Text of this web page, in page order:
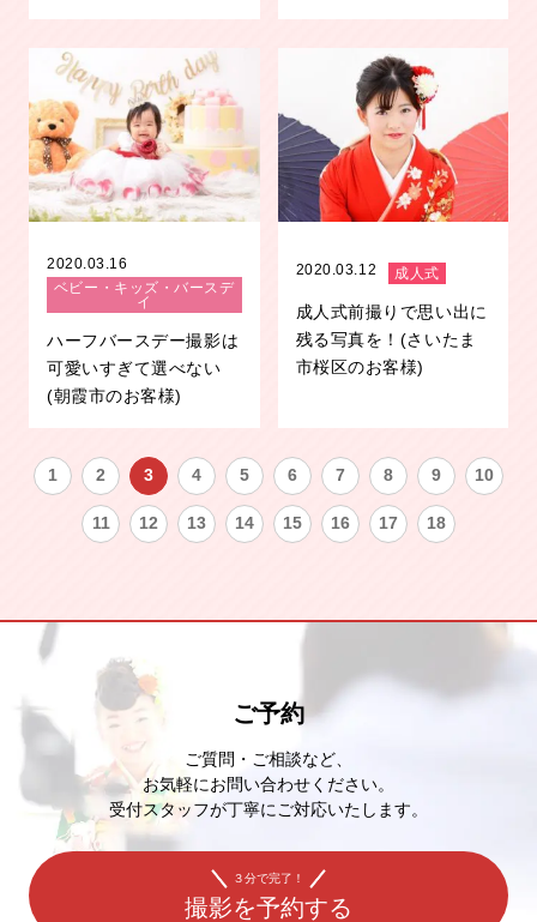
2020.03.16
ベビー・キッズ・バースデ
イ
ハーフバースデー撮影は
可愛いすぎて選べない
(朝霞市のお客様)
2020.03.12 成人式
成人式前撮りで思い出に
残る写真を！(さいたま
市桜区のお客様)
1 2 3 4 5 6 7 8 9 10
11 12 13 14 15 16 17 18
ご予約
ご質問・ご相談など、
お気軽にお問い合わせください。
受付スタッフが丁寧にご対応いたします。
３分で完了！
撮影を予約する